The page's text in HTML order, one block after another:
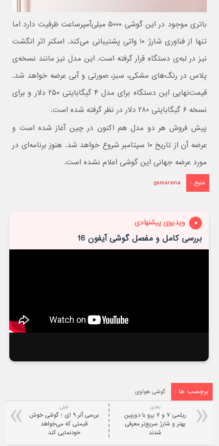
باتری موجود در این گوشی ۵۰۰۰ میلی‎‌آمپرساعت ظرفیت دارد اما
تنها از فناوری شارژ ۱۰ واتی پشتیبانی می‌کند. اسکنر اثر انگشت
نیز در لبه‌ی دستگاه قرار گرفته است. این مدل نیز مانند نسخه‌ی
پلاس در رنگ‌های مشکی، سبز، صورتی و آبی عرضه خواهد شد.
قیمت‌نهایی این دستگاه برای مدل ۴ گیگابایتی ۲۵۰ دلار و برای
نسخه ۶ گیگابایتی ۲۸۰ دلار در نظر گرفته شده است.
پیش فروش هر دو مدل هم اکنون در چین آغاز شده است و
عرضه آن از تاریخ ۱۰ سپتامبر شروع خواهد شد. هنوز برنامه‌ای در
مورد عرضه جهانی این گوشی اعلام نشده است.
منبع : gsmarena
ویدیوی پیشنهادی
بررسی کامل و مفصل گوشی آیفون 16
برچسب ها : گوشی هواوی
قبلی
بررسی آنر ۹ ای ؛ گوشی خوش
قیمتی که می‌خواهد
خودنمایی کند
بعدی:
ریلمی ۷ و ۷ پرو با دوربین
بهتر و شارژ سریع‌تر معرفی
شدند